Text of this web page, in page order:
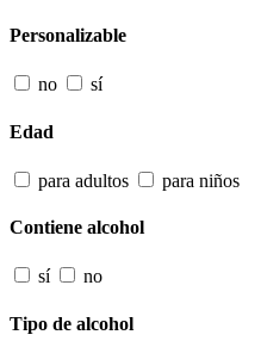
Personalizable
no sí
Edad
para adultos para niños
Contiene alcohol
sí no
Tipo de alcohol